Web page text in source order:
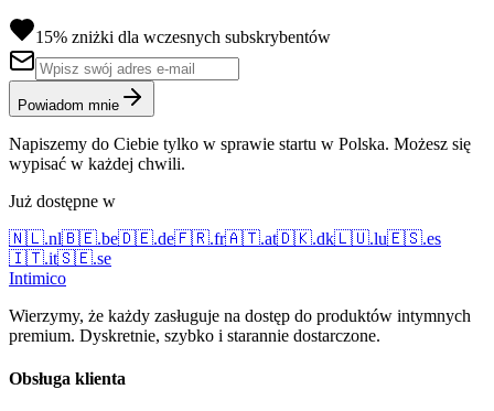
15% zniżki dla wczesnych subskrybentów
Powiadom mnie
Napiszemy do Ciebie tylko w sprawie startu w Polska. Możesz się
wypisać w każdej chwili.
Już dostępne w
🇳🇱.nl🇧🇪.be🇩🇪.de🇫🇷.fr🇦🇹.at🇩🇰.dk🇱🇺.lu🇪🇸.es
🇮🇹.it🇸🇪.se
Intimico
Wierzymy, że każdy zasługuje na dostęp do produktów intymnych
premium. Dyskretnie, szybko i starannie dostarczone.
Obsługa klienta